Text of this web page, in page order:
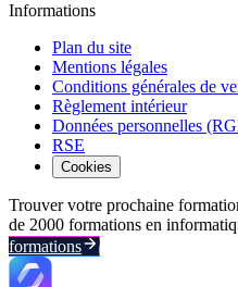
Informations
Plan du site
Mentions légales
Conditions générales de
Règlement intérieur
Données personnelles
RSE
Cookies
Trouver votre prochaine
de 2000 formations en
formations